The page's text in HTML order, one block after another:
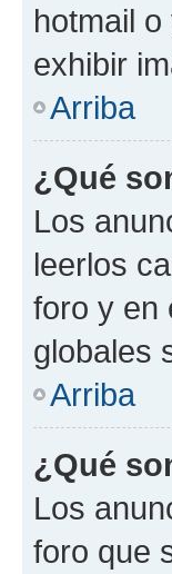
hotmail
exhibir
Arriba
¿Qué
Los
leerlos
foro y en
globales
Arriba
¿Qué
Los
foro que